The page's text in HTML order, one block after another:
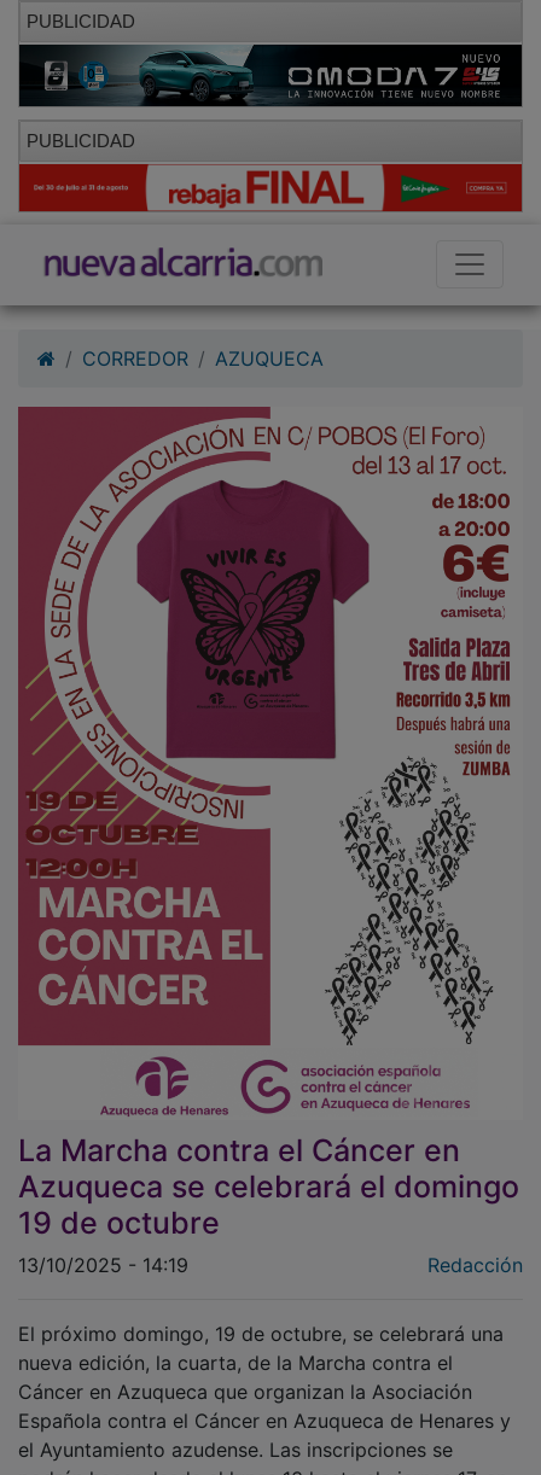
PUBLICIDAD
PUBLICIDAD
La Marcha contra el Cáncer en
Azuqueca se celebrará el domingo
19 de octubre
nueva edición, la cuarta, de la Marcha contra el
Cáncer en Azuqueca que organizan la Asociación
Española contra el Cáncer en Azuqueca de Henares y
el Ayuntamiento azudense. Las inscripciones se
podrán hacer desde el lunes 13 hasta el viernes 17, en